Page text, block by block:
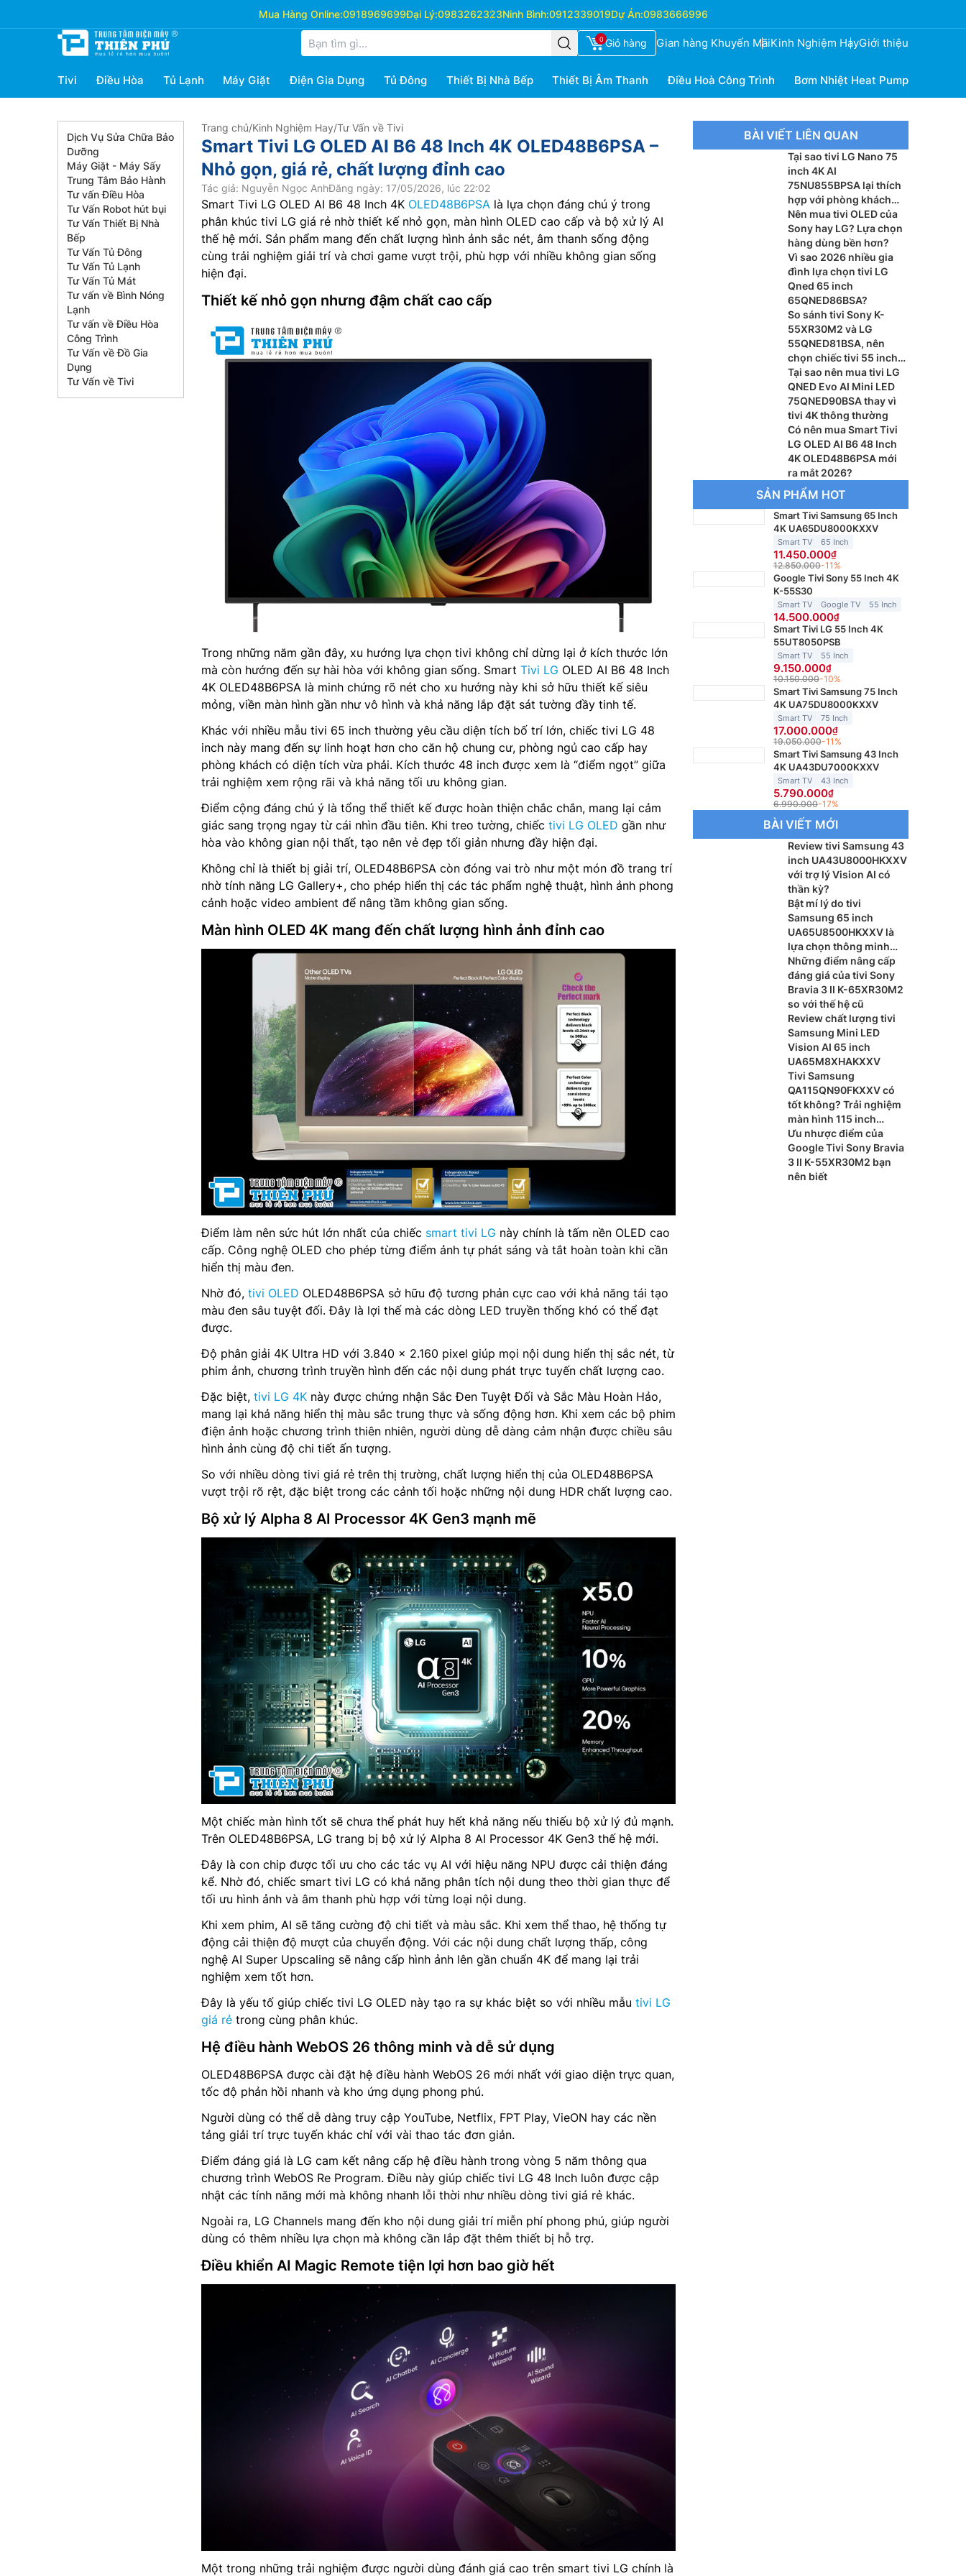
Mua Hàng Online:0918969699Đại Lý:0983262323Ninh Bình:0912339019Dự Án:0983666996
0 Giỏ hàng Gian hàng Khuyến MãiKinh Nghiệm HayGiới thiệu
Tivi Điều Hòa Tủ Lạnh Máy Giặt Điện Gia Dụng Tủ Đông Thiết Bị Nhà Bếp Thiết Bị Âm Thanh Điều Hoà Công Trình Bơm Nhiệt Heat Pump
Dịch Vụ Sửa Chữa Bảo
Dưỡng
Máy Giặt - Máy Sấy
Trung Tâm Bảo Hành
Tư vấn Điều Hòa
Tư Vấn Robot hút bụi
Tư Vấn Thiết Bị Nhà
Bếp
Tư Vấn Tủ Đông
Tư Vấn Tủ Lạnh
Tư Vấn Tủ Mát
Tư vấn về Bình Nóng
Lạnh
Tư vấn về Điều Hòa
Công Trình
Tư Vấn về Đồ Gia
Dụng
Tư Vấn về Tivi
Trang chủ/Kinh Nghiệm Hay/Tư Vấn về Tivi
Smart Tivi LG OLED AI B6 48 Inch 4K OLED48B6PSA –
Nhỏ gọn, giá rẻ, chất lượng đỉnh cao
Tác giả: Nguyễn Ngọc AnhĐăng ngày: 17/05/2026, lúc 22:02
Smart Tivi LG OLED AI B6 48 Inch 4K OLED48B6PSA là lựa chọn đáng chú ý trong
phân khúc tivi LG giá rẻ nhờ thiết kế nhỏ gọn, màn hình OLED cao cấp và bộ xử lý AI
thế hệ mới. Sản phẩm mang đến chất lượng hình ảnh sắc nét, âm thanh sống động
cùng trải nghiệm giải trí và chơi game vượt trội, phù hợp với nhiều không gian sống
hiện đại.
Thiết kế nhỏ gọn nhưng đậm chất cao cấp
Trong những năm gần đây, xu hướng lựa chọn tivi không chỉ dừng lại ở kích thước lớn
mà còn hướng đến sự hài hòa với không gian sống. Smart Tivi LG OLED AI B6 48 Inch
4K OLED48B6PSA là minh chứng rõ nét cho xu hướng này khi sở hữu thiết kế siêu
mỏng, viền màn hình gần như vô hình và khả năng lắp đặt sát tường đầy tinh tế.
Khác với nhiều mẫu tivi 65 inch thường yêu cầu diện tích bố trí lớn, chiếc tivi LG 48
inch này mang đến sự linh hoạt hơn cho căn hộ chung cư, phòng ngủ cao cấp hay
phòng khách có diện tích vừa phải. Kích thước 48 inch được xem là “điểm ngọt” giữa
trải nghiệm xem rộng rãi và khả năng tối ưu không gian.
Điểm cộng đáng chú ý là tổng thể thiết kế được hoàn thiện chắc chắn, mang lại cảm
giác sang trọng ngay từ cái nhìn đầu tiên. Khi treo tường, chiếc tivi LG OLED gần như
hòa vào không gian nội thất, tạo nên vẻ đẹp tối giản nhưng đầy hiện đại.
Không chỉ là thiết bị giải trí, OLED48B6PSA còn đóng vai trò như một món đồ trang trí
nhờ tính năng LG Gallery+, cho phép hiển thị các tác phẩm nghệ thuật, hình ảnh phong
cảnh hoặc video ambient để nâng tầm không gian sống.
Màn hình OLED 4K mang đến chất lượng hình ảnh đỉnh cao
Điểm làm nên sức hút lớn nhất của chiếc smart tivi LG này chính là tấm nền OLED cao
cấp. Công nghệ OLED cho phép từng điểm ảnh tự phát sáng và tắt hoàn toàn khi cần
hiển thị màu đen.
Nhờ đó, tivi OLED OLED48B6PSA sở hữu độ tương phản cực cao với khả năng tái tạo
màu đen sâu tuyệt đối. Đây là lợi thế mà các dòng LED truyền thống khó có thể đạt
được.
Độ phân giải 4K Ultra HD với 3.840 x 2.160 pixel giúp mọi nội dung hiển thị sắc nét, từ
phim ảnh, chương trình truyền hình đến các nội dung phát trực tuyến chất lượng cao.
Đặc biệt, tivi LG 4K này được chứng nhận Sắc Đen Tuyệt Đối và Sắc Màu Hoàn Hảo,
mang lại khả năng hiển thị màu sắc trung thực và sống động hơn. Khi xem các bộ phim
điện ảnh hoặc chương trình thiên nhiên, người dùng dễ dàng cảm nhận được chiều sâu
hình ảnh cùng độ chi tiết ấn tượng.
So với nhiều dòng tivi giá rẻ trên thị trường, chất lượng hiển thị của OLED48B6PSA
vượt trội rõ rệt, đặc biệt trong các cảnh tối hoặc những nội dung HDR chất lượng cao.
Bộ xử lý Alpha 8 AI Processor 4K Gen3 mạnh mẽ
Một chiếc màn hình tốt sẽ chưa thể phát huy hết khả năng nếu thiếu bộ xử lý đủ mạnh.
Trên OLED48B6PSA, LG trang bị bộ xử lý Alpha 8 AI Processor 4K Gen3 thế hệ mới.
Đây là con chip được tối ưu cho các tác vụ AI với hiệu năng NPU được cải thiện đáng
kể. Nhờ đó, chiếc smart tivi LG có khả năng phân tích nội dung theo thời gian thực để
tối ưu hình ảnh và âm thanh phù hợp với từng loại nội dung.
Khi xem phim, AI sẽ tăng cường độ chi tiết và màu sắc. Khi xem thể thao, hệ thống tự
động cải thiện độ mượt của chuyển động. Với các nội dung chất lượng thấp, công
nghệ AI Super Upscaling sẽ nâng cấp hình ảnh lên gần chuẩn 4K để mang lại trải
nghiệm xem tốt hơn.
Đây là yếu tố giúp chiếc tivi LG OLED này tạo ra sự khác biệt so với nhiều mẫu tivi LG
giá rẻ trong cùng phân khúc.
Hệ điều hành WebOS 26 thông minh và dễ sử dụng
OLED48B6PSA được cài đặt hệ điều hành WebOS 26 mới nhất với giao diện trực quan,
tốc độ phản hồi nhanh và kho ứng dụng phong phú.
Người dùng có thể dễ dàng truy cập YouTube, Netflix, FPT Play, VieON hay các nền
tảng giải trí trực tuyến khác chỉ với vài thao tác đơn giản.
Điểm đáng giá là LG cam kết nâng cấp hệ điều hành trong vòng 5 năm thông qua
chương trình WebOS Re Program. Điều này giúp chiếc tivi LG 48 Inch luôn được cập
nhật các tính năng mới mà không nhanh lỗi thời như nhiều dòng tivi giá rẻ khác.
Ngoài ra, LG Channels mang đến kho nội dung giải trí miễn phí phong phú, giúp người
dùng có thêm nhiều lựa chọn mà không cần lắp đặt thêm thiết bị hỗ trợ.
Điều khiển AI Magic Remote tiện lợi hơn bao giờ hết
Một trong những trải nghiệm được người dùng đánh giá cao trên smart tivi LG chính là
BÀI VIẾT LIÊN QUAN
Tại sao tivi LG Nano 75
inch 4K AI
75NU855BPSA lại thích
hợp với phòng khách
lớn?
Nên mua tivi OLED của
Sony hay LG? Lựa chọn
hàng dùng bền hơn?
Vì sao 2026 nhiều gia
đình lựa chọn tivi LG
Qned 65 inch
65QNED86BSA?
So sánh tivi Sony K-
55XR30M2 và LG
55QNED81BSA, nên
chọn chiếc tivi 55 inch
nào?
Tại sao nên mua tivi LG
QNED Evo AI Mini LED
75QNED90BSA thay vì
tivi 4K thông thường
Có nên mua Smart Tivi
LG OLED AI B6 48 Inch
4K OLED48B6PSA mới
ra mắt 2026?
SẢN PHẨM HOT
Smart Tivi Samsung 65 Inch
4K UA65DU8000KXXV
Smart TV 65 Inch
11.450.000
12.850.000-11%
Google Tivi Sony 55 Inch 4K
K-55S30
Smart TV Google TV 55 Inch
14.500.000
Smart Tivi LG 55 Inch 4K
55UT8050PSB
Smart TV 55 Inch
9.150.000
10.150.000-10%
Smart Tivi Samsung 75 Inch
4K UA75DU8000KXXV
Smart TV 75 Inch
17.000.000
19.050.000-11%
Smart Tivi Samsung 43 Inch
4K UA43DU7000KXXV
Smart TV 43 Inch
5.790.000
6.990.000-17%
BÀI VIẾT MỚI
Review tivi Samsung 43
inch UA43U8000HKXXV
với trợ lý Vision AI có
thần kỳ?
Bật mí lý do tivi
Samsung 65 inch
UA65U8500HKXXV là
lựa chọn thông minh
cho phòng khách
Những điểm nâng cấp
đáng giá của tivi Sony
Bravia 3 II K-65XR30M2
so với thế hệ cũ
Review chất lượng tivi
Samsung Mini LED
Vision AI 65 inch
UA65M8XHAKXXV
Tivi Samsung
QA115QN90FKXXV có
tốt không? Trải nghiệm
màn hình 115 inch
khổng lồ
Ưu nhược điểm của
Google Tivi Sony Bravia
3 II K-55XR30M2 bạn
nên biết